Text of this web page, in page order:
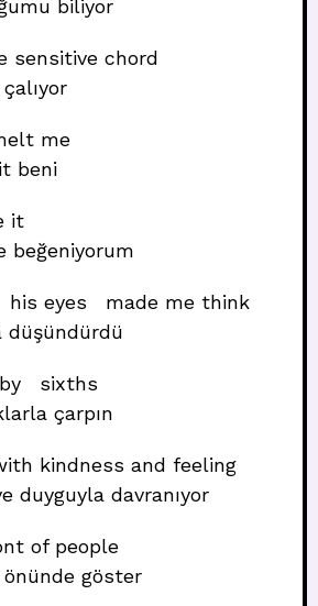
biliyor
sensitive chord
me
beni
it
beğeniyorum
eyes made me think
düşündürdü
sixths
çarpın
kindness and feeling
duyguyla davranıyor
of people
önünde göster